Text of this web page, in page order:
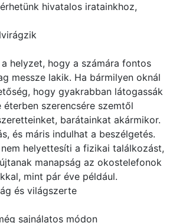
hivatalos iratainkhoz,
helyzet, hogy a számára fontos
messze lakik. Ha bármilyen oknál
hogy gyakrabban látogassák
szerencsére szemtől
barátainkat akármikor.
és máris indulhat a beszélgetés.
helyettesíti a fizikai találkozást,
manapság az okostelefonok
mint pár éve például.
és világszerte
sajnálatos módon